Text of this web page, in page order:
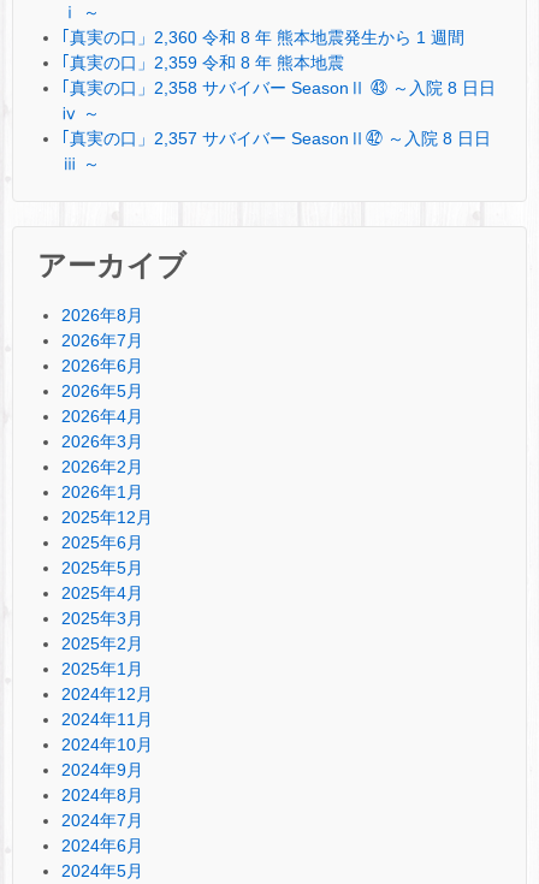
ⅰ ～
｢真実の口」2,360 令和 8 年 熊本地震発生から 1 週間
｢真実の口」2,359 令和 8 年 熊本地震
｢真実の口」2,358 サバイバー SeasonⅡ ㊸ ～入院 8 日日
ⅳ ～
｢真実の口」2,357 サバイバー SeasonⅡ㊷ ～入院 8 日日
ⅲ ～
アーカイブ
2026年8月
2026年7月
2026年6月
2026年5月
2026年4月
2026年3月
2026年2月
2026年1月
2025年12月
2025年6月
2025年5月
2025年4月
2025年3月
2025年2月
2025年1月
2024年12月
2024年11月
2024年10月
2024年9月
2024年8月
2024年7月
2024年6月
2024年5月